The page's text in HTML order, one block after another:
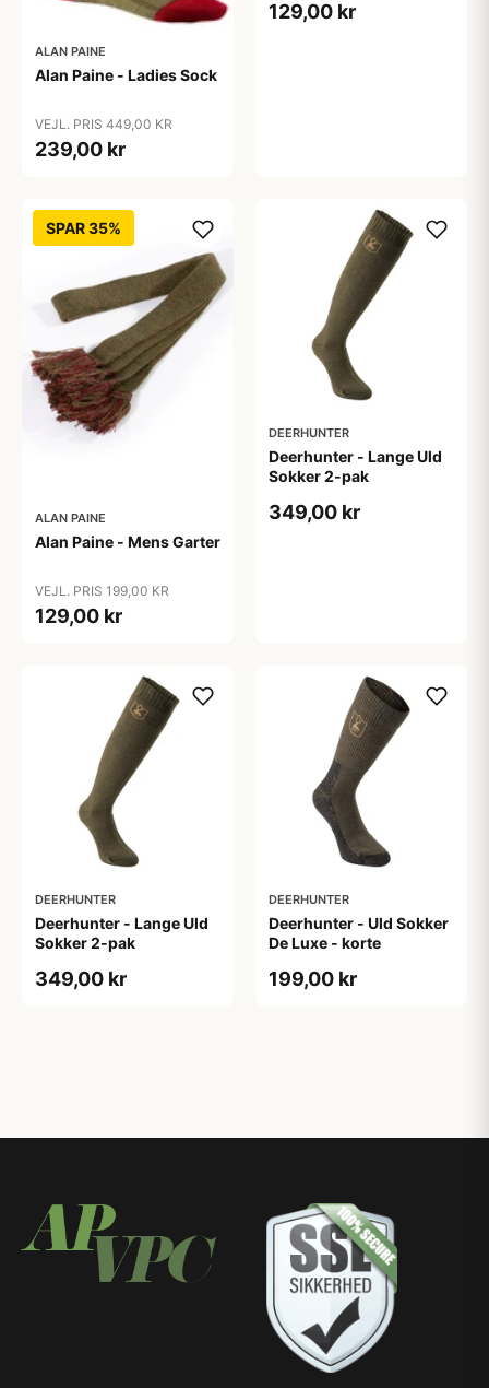
ALAN PAINE
Alan Paine - Ladies Sock
VEJL. PRIS 449,00 KR
239,00 kr
129,00 kr
SPAR 35%
ALAN PAINE
Alan Paine - Mens Garter
VEJL. PRIS 199,00 KR
129,00 kr
DEERHUNTER
Deerhunter - Lange Uld
Sokker 2-pak
349,00 kr
DEERHUNTER
Deerhunter - Lange Uld
Sokker 2-pak
349,00 kr
DEERHUNTER
Deerhunter - Uld Sokker
De Luxe - korte
199,00 kr